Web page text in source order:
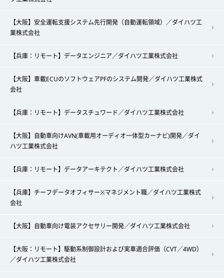
【大阪】安全運転支援システム先行開発（自動運転領域）／ダイハツ工
業株式会社
【兵庫：リモート】データエンジニア／ダイハツ工業株式会社
【大阪】車載ECUのソフトウェアPFのシステム開発／ダイハツ工業株式
会社
【兵庫：リモート】データスチュワード／ダイハツ工業株式会社
【大阪】自動車向けAVN(車載用オーディオ一体型カーナビ)開発／ダイ
ハツ工業株式会社
【兵庫：リモート】データアーキテクト／ダイハツ工業株式会社
【兵庫】チーフデータオフィサー※マネジメント職／ダイハツ工業株式
会社
【大阪】自動車向け電装アクセサリー開発／ダイハツ工業株式会社
【大阪：リモート】駆動系制御設計および実車適合評価（CVT／4WD）
／ダイハツ工業株式会社